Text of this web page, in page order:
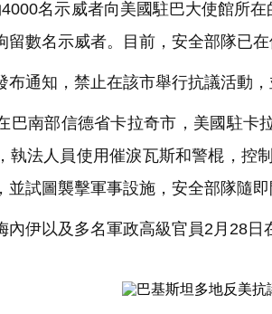
名示威者向美國駐巴大使館所
留數名示威者。目前，安全部隊已在
通知，禁止在該市舉行抗議活動，
南部信德省卡拉奇市，美國駐卡
執法人員使用催淚瓦斯和警棍，控
並試圖襲擊軍事設施，安全部隊隨即
伊以及多名軍政高級官員2月28日